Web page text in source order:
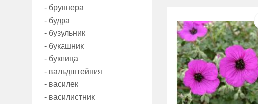
- бруннера
- будра
- бузульник
- букашник
- буквица
- вальдштейния
- василек
- василистник